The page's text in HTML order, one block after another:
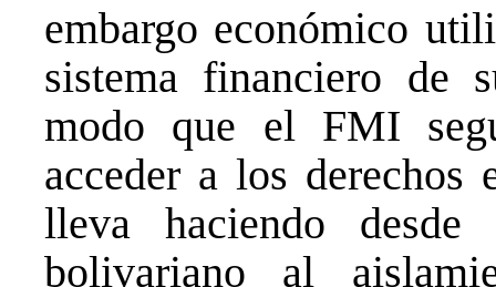
embargo económico
sistema financiero de
modo que el FMI
acceder a los
lleva haciendo desde
bolivariano al